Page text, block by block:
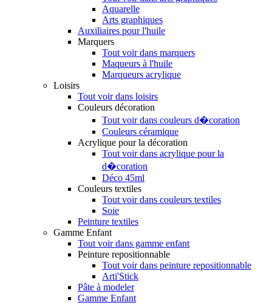
Aquarelle
Arts graphiques
Auxiliaires pour l'huile
Marquers
Tout voir dans marquers
Maqueurs à l'huile
Marqueurs acrylique
Loisirs
Tout voir dans loisirs
Couleurs décoration
Tout voir dans couleurs d�coration
Couleurs céramique
Acrylique pour la décoration
Tout voir dans acrylique pour la
d�coration
Déco 45ml
Couleurs textiles
Tout voir dans couleurs textiles
Soie
Peinture textiles
Gamme Enfant
Tout voir dans gamme enfant
Peinture repositionnable
Tout voir dans peinture repositionnable
Arti'Stick
Pâte à modeler
Gamme Enfant